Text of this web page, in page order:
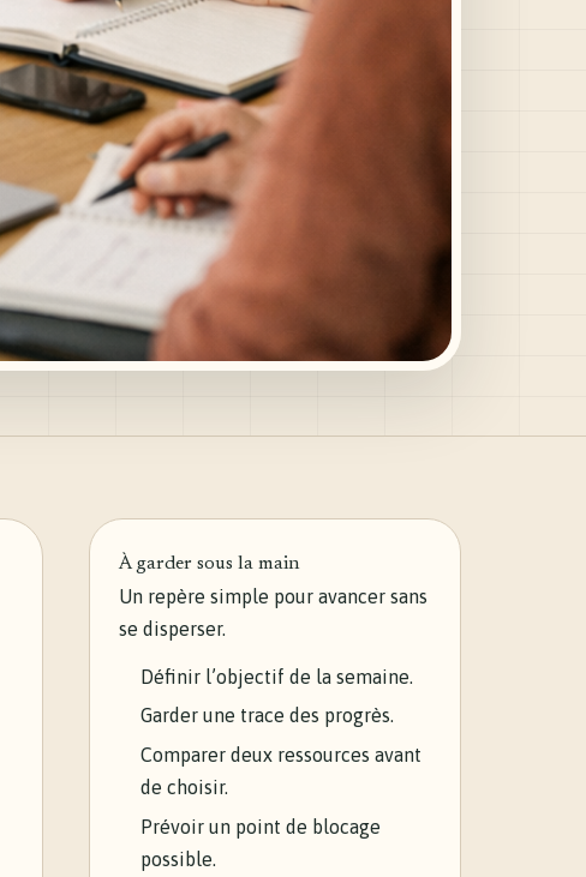
À garder sous la main
Un repère simple pour avancer sans
se disperser.
Définir l’objectif de la semaine.
Garder une trace des progrès.
Comparer deux ressources avant
de choisir.
Prévoir un point de blocage
possible.